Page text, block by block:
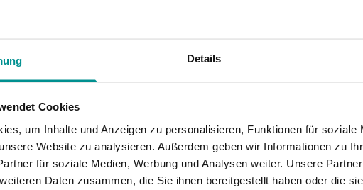
Details
Cookies
um Inhalte und Anzeigen zu personalisieren, Funktionen für soziale
Website zu analysieren. Außerdem geben wir Informationen zu
für soziale Medien, Werbung und Analysen weiter. Unsere
Daten zusammen, die Sie ihnen bereitgestellt haben oder die
harmonisch.